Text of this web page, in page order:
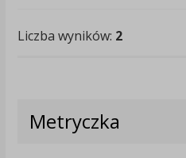
Liczba wyników: 2
Metryczka